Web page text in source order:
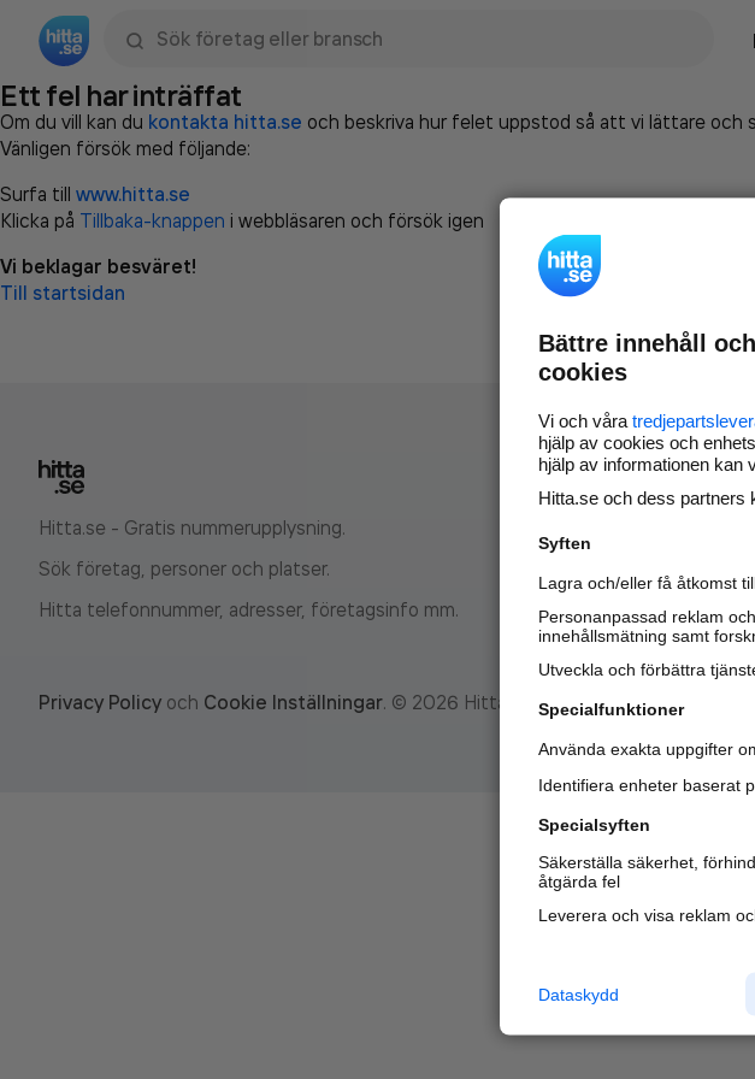
Ett fel har inträffat
Om du vill kan du kontakta hitta.se och beskriva hur felet uppstod så att vi lättare och
Vänligen försök med följande:
Surfa till www.hitta.se
Klicka på Tillbaka-knappen i webbläsaren och försök igen
Vi beklagar besväret!
Till startsidan
Hitta.se - Gratis nummerupplysning.
Sök företag, personer och platser.
Hitta telefonnummer, adresser, företagsinfo mm.
Privacy Policy och Cookie Inställningar. © 2026 Hitta.se
Bättre innehåll
cookies
Vi och våra
hjälp av cookies och
hjälp av informationen kan
Hitta.se och dess partners
Syften
Lagra och/eller få åtkomst
Personanpassad reklam
innehållsmätning samt
Utveckla och förbättra
Specialfunktioner
Använda exakta uppgifter
Identifiera enheter baserat
Specialsyften
Säkerställa säkerhet,
åtgärda fel
Leverera och visa reklam
Dataskydd